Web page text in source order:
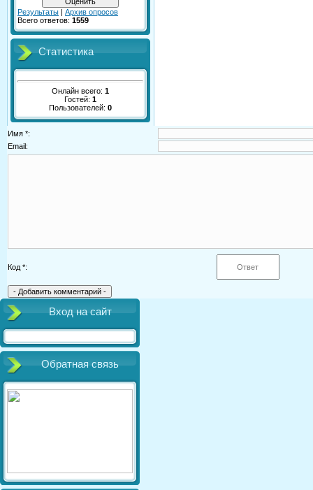
Результаты | Архив опросов
Всего ответов: 1559
Статистика
Онлайн всего: 1
Гостей: 1
Пользователей: 0
Имя *:
Email:
Код *:
Вход на сайт
Обратная связь